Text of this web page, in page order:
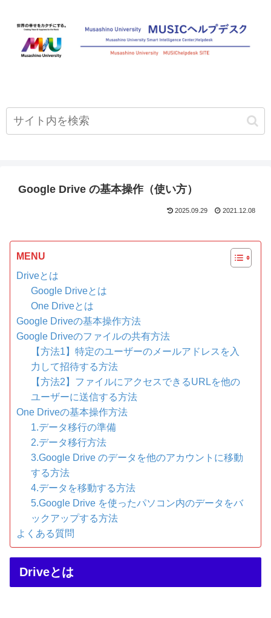
Google Drive の基本操作（使い方）
2025.09.29 2021.12.08
MENU
Driveとは
Google Driveとは
One Driveとは
Google Driveの基本操作方法
Google Driveのファイルの共有方法
【方法1】特定のユーザーのメールアドレスを入
力して招待する方法
【方法2】ファイルにアクセスできるURLを他の
ユーザーに送信する方法
One Driveの基本操作方法
1.データ移行の準備
2.データ移行方法
3.Google Drive のデータを他のアカウントに移動
する方法
4.データを移動する方法
5.Google Drive を使ったパソコン内のデータをバ
ックアップする方法
よくある質問
Driveとは